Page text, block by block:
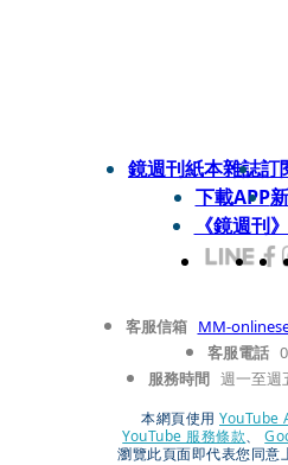
鏡週刊紙本雜誌訂
下載APP
《鏡週刊
客服信箱 MM-
客服電話
服務時間 週一至週
本網頁使用 YouTube
YouTube 服務條款、
瀏覽此頁面即代表您同意